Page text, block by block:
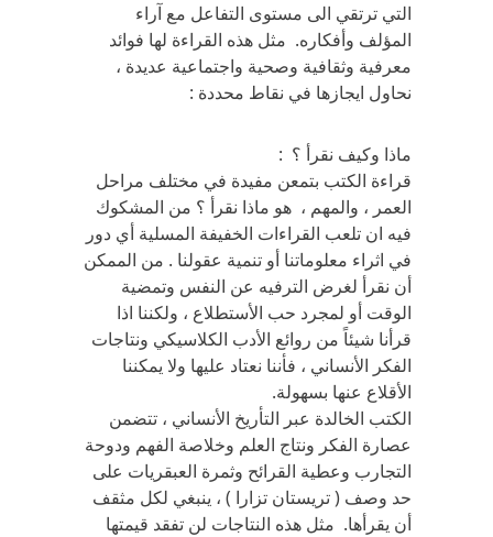
التي ترتقي الى مستوى التفاعل مع آراء
المؤلف وأفكاره. مثل هذه القراءة لها فوائد
معرفية وثقافية وصحية واجتماعية عديدة ،
نحاول ايجازها في نقاط محددة :
ماذا وكيف نقرأ ؟ :
قراءة الكتب بتمعن مفيدة في مختلف مراحل
العمر ، والمهم ، هو ماذا نقرأ ؟ من المشكوك
فيه ان تلعب القراءات الخفيفة المسلية أي دور
في اثراء معلوماتنا أو تنمية عقولنا . من الممكن
أن نقرأ لغرض الترفيه عن النفس وتمضية
الوقت أو لمجرد حب الأستطلاع ، ولكننا اذا
قرأنا شيئاً من روائع الأدب الكلاسيكي ونتاجات
الفكر الأنساني ، فأننا نعتاد عليها ولا يمكننا
الأقلاع عنها بسهولة.
الكتب الخالدة عبر التأريخ الأنساني ، تتضمن
عصارة الفكر ونتاج العلم وخلاصة الفهم ودوحة
التجارب وعطية القرائح وثمرة العبقريات على
حد وصف ( تريستان تزارا ) ، ينبغي لكل مثقف
أن يقرأها. مثل هذه النتاجات لن تفقد قيمتها